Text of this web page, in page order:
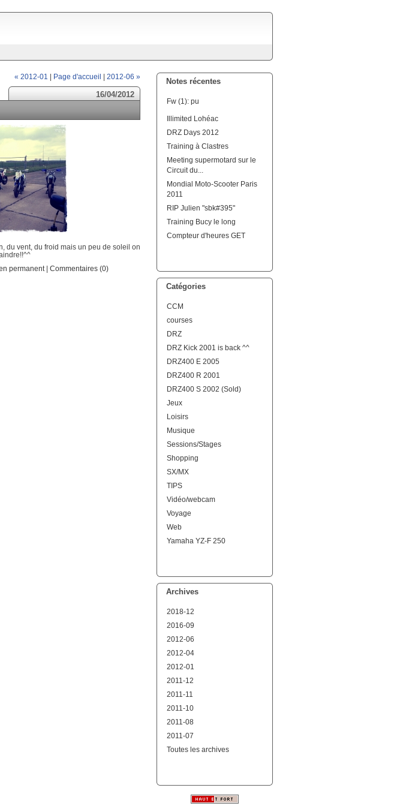
Notes récentes
Fw (1): pu
Illimited Lohéac
DRZ Days 2012
Training à Clastres
Meeting supermotard sur le
Circuit du...
Mondial Moto-Scooter Paris
2011
RIP Julien "sbk#395"
Training Bucy le long
Compteur d'heures GET
Catégories
CCM
courses
DRZ
DRZ Kick 2001 is back ^^
DRZ400 E 2005
DRZ400 R 2001
DRZ400 S 2002 (Sold)
Jeux
Loisirs
Musique
Sessions/Stages
Shopping
SX/MX
TIPS
Vidéo/webcam
Voyage
Web
Yamaha YZ-F 250
Archives
2018-12
2016-09
2012-06
2012-04
2012-01
2011-12
2011-11
2011-10
2011-08
2011-07
Toutes les archives
« 2012-01 | Page d'accueil | 2012-06 »
16/04/2012
du vent, du froid mais un peu de soleil on
permanent Commentaires (0)